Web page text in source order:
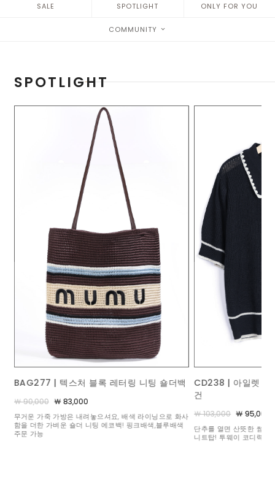
SALE SPOTLIGHT ONLY FOR YOU
COMMUNITY
SPOTLIGHT
CD238 | 아일렛 레이스 트리옹페 카라 가디
￦ 103,000 ￦ 95,000
단추를 열면 산뜻한 썸머 가디건, 잠그면 품위 있는 카라
니트탑! 투웨이 코디력 만렙 아이템
BL242 | 플레이 하
￦ 90,000
포켓 속에 빼꼼 숨어있는
분 좋은 일상의 활력소가